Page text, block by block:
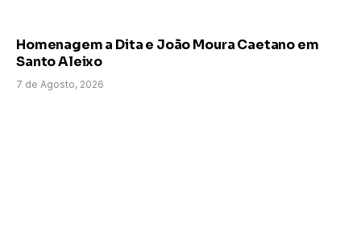
Homenagem a Dita e João Moura Caetano em
Santo Aleixo
7 de Agosto, 2026